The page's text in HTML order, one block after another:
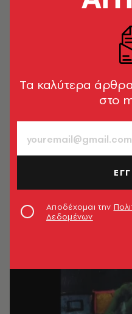
ΑΝΑΖΗΤΗΣΗ
Tα καλύτερα
στο
Αποδέχομαι την
Δεδομένων